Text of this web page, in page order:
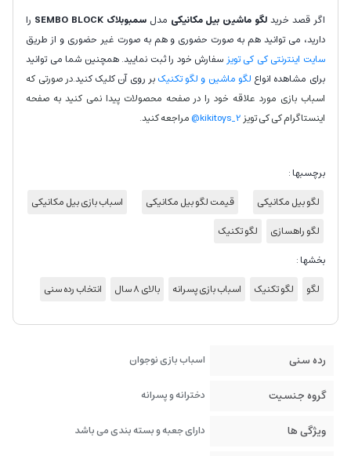
اگر قصد خریدلگو ماشین بیل مکانیکی مدلسمبوبلاک SEMBO BLOCK
را
دارید، می توانید هم به صورت حضوری و هم به صورت غیر حضوری و از طریق
سایت اینترنتی کی کی تویز سفارش خود را ثبت نمایید. همچنین شما می توانید
برای مشاهده انواع لگو ماشین و لگو تکنیکبر روی آن کلیک کنید.در صورتی که
اسباب بازی مورد علاقه خود را در صفحه محصولات پیدا نمی کنید به صفحه
اینستاگرام کی کی تویزkikitoys_2@ مراجعه کنید.
برچسبها :
لگو بیل مکانیکی
قیمت لگو بیل مکانیکی
اسباب بازی بیل مکانیکی
لگو راهسازی
لگو تکنیک
بخشها :
لگو
لگو تکنیک اسباب بازی پسرانه بالای 8 سال انتخاب رده سنی
رده سنی اسباب بازی نوجوان
گروه جنسیت دخترانه و پسرانه
ویژگی ها دارای جعبه و بسته بندی می باشد